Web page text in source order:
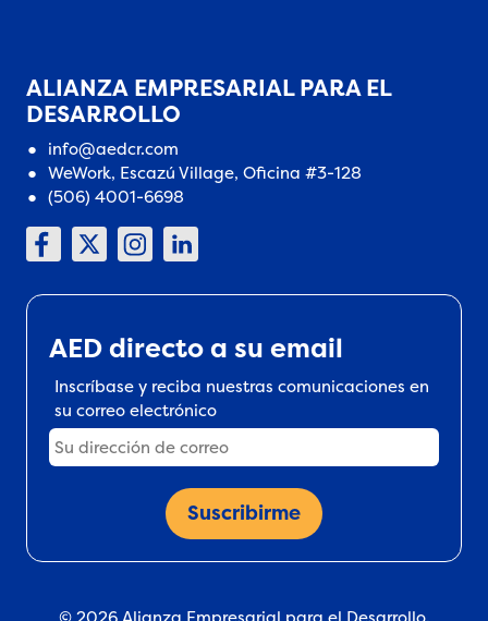
ALIANZA EMPRESARIAL PARA EL
DESARROLLO
info@aedcr.com
WeWork, Escazú Village, Oficina #3-128
(506) 4001-6698
AED directo a su email
Inscríbase y reciba nuestras comunicaciones en
su correo electrónico